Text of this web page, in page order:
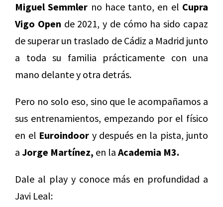
Miguel Semmler no hace tanto, en el Cupra
Vigo Open de 2021, y de cómo ha sido capaz
de superar un traslado de Cádiz a Madrid junto
a toda su familia prácticamente con una
mano delante y otra detrás.
Pero no solo eso, sino que le acompañamos a
sus entrenamientos, empezando por el físico
en el Euroindoor y después en la pista, junto
a Jorge Martínez, en la Academia M3.
Dale al play y conoce más en profundidad a
Javi Leal: